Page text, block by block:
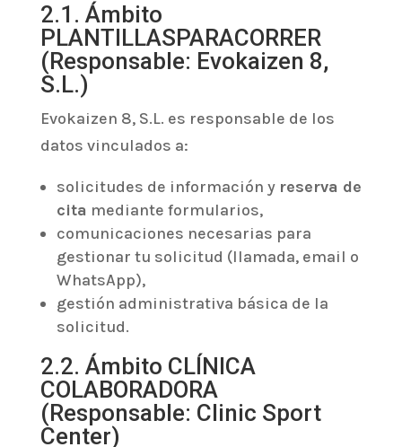
2.1. Ámbito
PLANTILLASPARACORRER
(Responsable: Evokaizen 8,
S.L.)
Evokaizen 8, S.L. es responsable de los
datos vinculados a:
solicitudes de información y reserva de
cita mediante formularios,
comunicaciones necesarias para
gestionar tu solicitud (llamada, email o
WhatsApp),
gestión administrativa básica de la
solicitud.
2.2. Ámbito CLÍNICA
COLABORADORA
(Responsable: Clinic Sport
Center)